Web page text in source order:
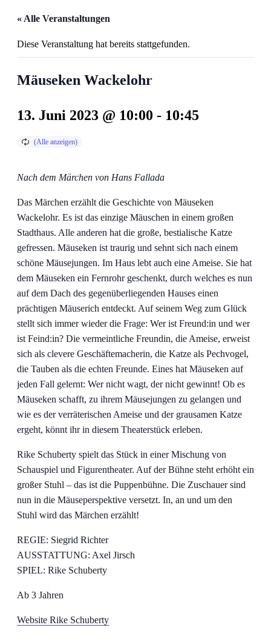
« Alle Veranstaltungen
Diese Veranstaltung hat bereits stattgefunden.
Mäuseken Wackelohr
13. Juni 2023 @ 10:00 - 10:45
Nach dem Märchen von Hans Fallada
Das Märchen erzählt die Geschichte von Mäuseken
Wackelohr. Es ist das einzige Mäuschen in einem großen
Stadthaus. Alle anderen hat die große, bestialische Katze
gefressen. Mäuseken ist traurig und sehnt sich nach einem
schöne Mäusejungen. Im Haus lebt auch eine Ameise. Sie hat
dem Mäuseken ein Fernrohr geschenkt, durch welches es nun
auf dem Dach des gegenüberliegenden Hauses einen
prächtigen Mäuserich entdeckt. Auf seinem Weg zum Glück
stellt sich immer wieder die Frage: Wer ist Freund:in und wer
ist Feind:in? Die vermeintliche Freundin, die Ameise, erweist
sich als clevere Geschäftemacherin, die Katze als Pechvogel,
die Tauben als die echten Freunde. Eines hat Mäuseken auf
jeden Fall gelernt: Wer nicht wagt, der nicht gewinnt! Ob es
Mäuseken schafft, zu ihrem Mäusejungen zu gelangen und
wie es der verräterischen Ameise und der grausamen Katze
ergeht, könnt ihr in diesem Theaterstück erleben.
Rike Schuberty spielt das Stück in einer Mischung von
Schauspiel und Figurentheater. Auf der Bühne steht erhöht ein
großer Stuhl – das ist die Puppenbühne. Die Zuschauer sind
nun in die Mäuseperspektive versetzt. In, an und um den
Stuhl wird das Märchen erzählt!
REGIE: Siegrid Richter
AUSSTATTUNG: Axel Jirsch
SPIEL: Rike Schuberty
Ab 3 Jahren
Website Rike Schuberty